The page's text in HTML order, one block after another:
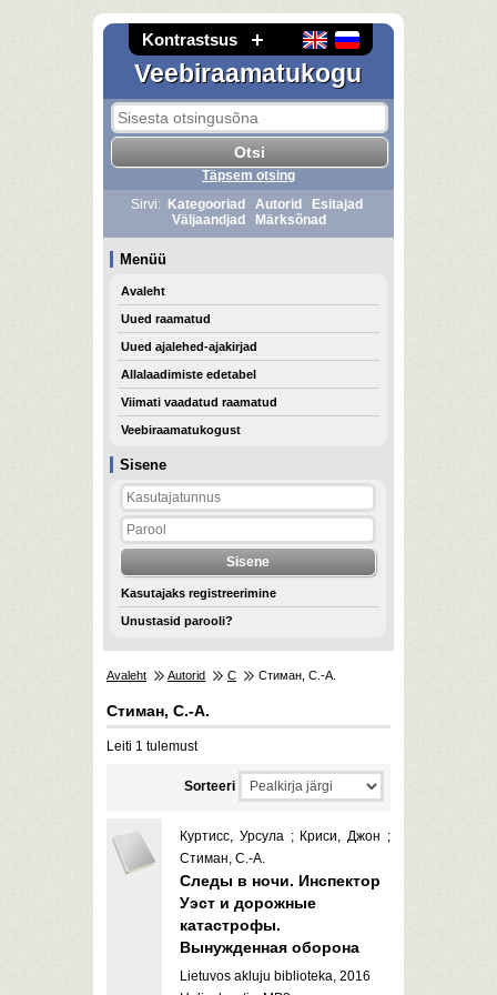
Kontrastsus
Veebiraamatukogu
Sisene
Kasutajaks registreerimine
Unustasid parooli?
Täpsem otsing
Sirvi:
Kategooriad Autorid
Esitajad
Väljaandjad
Märksõnad
Menüü
Avaleht
Uued raamatud
Uued ajalehed-ajakirjad
Allalaadimiste edetabel
Viimati vaadatud raamatud
Veebiraamatukogust
Avaleht Autorid С Стиман, С.-А.
Стиман, С.-А.
Leiti 1 tulemust
Sorteeri
Куртисс, Урсула ; Криси, Джон ;
Стиман, С.-А.
Следы в ночи. Инспектор
Уэст и дорожные
катастрофы.
Вынужденная оборона
Lietuvos akluju biblioteka, 2016